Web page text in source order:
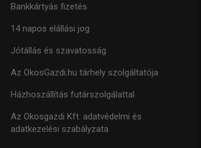
Bankkártyás fizetés
14 napos elállási jog
Jótállás és szavatosság
Az OkosGazdi.hu tárhely szolgáltatója
Házhoszállítás futárszolgálattal
Az Okosgazdi Kft. adatvédelmi és
adatkezelési szabályzata